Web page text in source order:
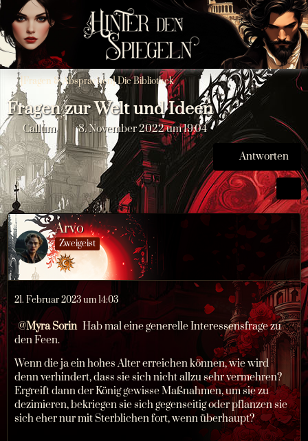
[Fragen & Absprachen] Die Bibliothek
Fragen zur Welt und Ideen
Callum 8. November 2022 um 19:04
Antworten
Arvo
Zweigeist
21. Februar 2023 um 14:03
Myra Sorin Hab mal eine generelle Interessensfrage zu
den Feen.
Wenn die ja ein hohes Alter erreichen können, wie wird
denn verhindert, dass sie sich nicht allzu sehr vermehren?
Ergreift dann der König gewisse Maßnahmen, um sie zu
dezimieren, bekriegen sie sich gegenseitig oder pflanzen sie
sich eher nur mit Sterblichen fort, wenn überhaupt?